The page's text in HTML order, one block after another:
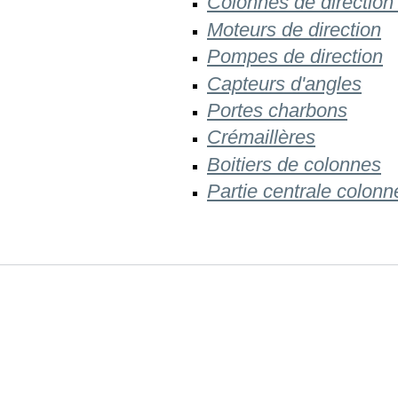
M oteurs de direction
Pompes de direction
Capteurs d'angles
Portes charbons
Crémaillères
Boitiers de colonnes
Partie centrale